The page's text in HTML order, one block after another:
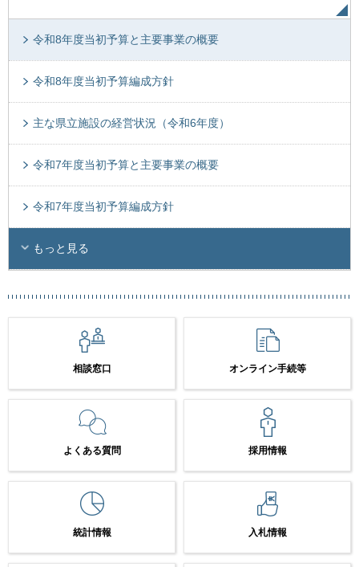
令和8年度当初予算と主要事業の概要
令和8年度当初予算編成方針
主な県立施設の経営状況（令和6年度）
令和7年度当初予算と主要事業の概要
令和7年度当初予算編成方針
もっと見る
相談窓口 オンライン手続等
よくある質問 採用情報
統計情報 入札情報